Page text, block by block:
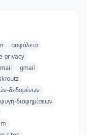
ασφάλεια
privacy
gmail
δεδομένων
διαφημίσεων